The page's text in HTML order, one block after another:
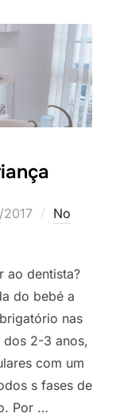
No
ao dentista?
do bebé a
nas
dos 2-3 anos,
com um
s fases de
Por …